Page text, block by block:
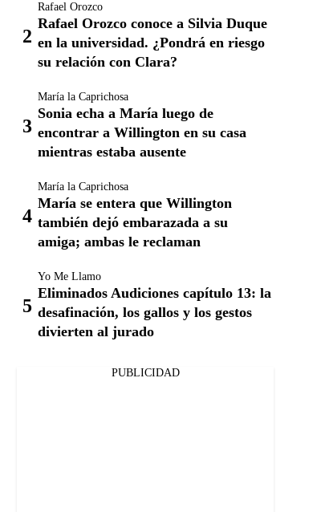
Rafael Orozco
Rafael Orozco conoce a Silvia Duque
en la universidad. ¿Pondrá en riesgo
su relación con Clara?
María la Caprichosa
Sonia echa a María luego de
encontrar a Willington en su casa
mientras estaba ausente
María la Caprichosa
María se entera que Willington
también dejó embarazada a su
amiga; ambas le reclaman
Yo Me Llamo
Eliminados Audiciones capítulo 13: la
desafinación, los gallos y los gestos
divierten al jurado
PUBLICIDAD